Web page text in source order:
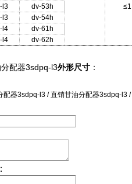
l3
dv-53h
l3
dv-54h
l4
dv-61h
l4
dv-62h
配器3sdpq-l3外形尺寸 ：
配器3sdpq-l3 / 直销甘油分配器3sdpq-l3 /